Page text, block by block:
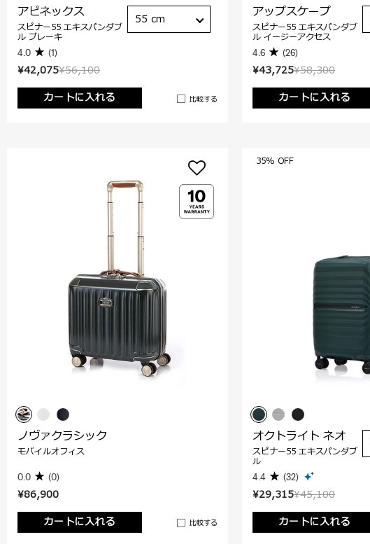
¥56,100
¥42,075
カートに入れる
比較する
アピネックス
スピナー55 エキスパンダブ
ル ブレーキ
4.0 (1)
55 cm
¥58,300
¥43,725
カートに入れる
アップスケープ
スピナー55 エキスパンダブ
ル イージーアクセス
4.6 (26)
¥86,900
カートに入れる
比較する
ノヴァクラシック
モバイルオフィス
0.0 (0)
¥45,100
¥29,315
カートに入れる
35% OFF
オクトライト ネオ
スピナー55 エキスパンダブ
ル
4.4 (32)